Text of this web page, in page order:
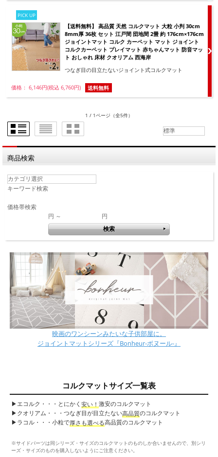
PICK UP
【送料無料】 高品質 天然 コルクマット 大粒 小判 30cm
8mm厚 36枚 セット 江戸間 団地間 2畳 約 176cm×176cm
ジョイントマット コルク カーペット マット ジョイント
コルクカーペット プレイマット 赤ちゃんマット 防音マッ
ト おしゃれ 床材 クオリアム 西海岸
つなぎ目の目立たないジョイント式コルクマット
価格： 6,146円(税込 6,760円) 送料無料
1 / 1ページ （全5件）
商品検索
キーワード検索
価格帯検索
円 ～
円
映画のワンシーンみたいな子供部屋に。
ジョイントマットシリーズ『Bonheur-ボヌール-』
コルクマットサイズ一覧表
▶︎エコルク・・・とにかく 安い！ 激安のコルクマット
▶︎クオリアム・・・つなぎ目が目立たない高品質のコルクマット
▶︎ラコル・・・小粒で厚さも選べる高品質のコルクマット
※サイドパーツは同シリーズ・サイズのコルクマットのものしか合いませんので、別シリ
ーズ・サイズのものを購入しないようにご注意ください。